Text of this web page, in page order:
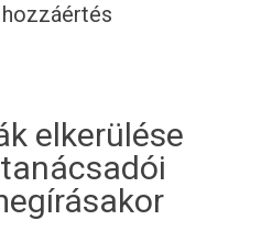
elkerülése